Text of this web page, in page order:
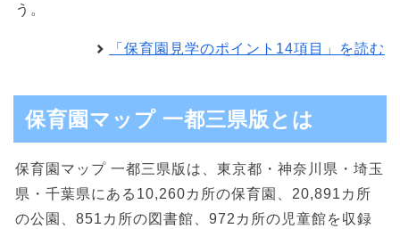
う。
「保育園見学のポイント14項目」を読む
保育園マップ 一都三県版とは
保育園マップ 一都三県版は、東京都・神奈川県・埼玉
県・千葉県にある10,260カ所の保育園、20,891カ所
の公園、851カ所の図書館、972カ所の児童館を収録